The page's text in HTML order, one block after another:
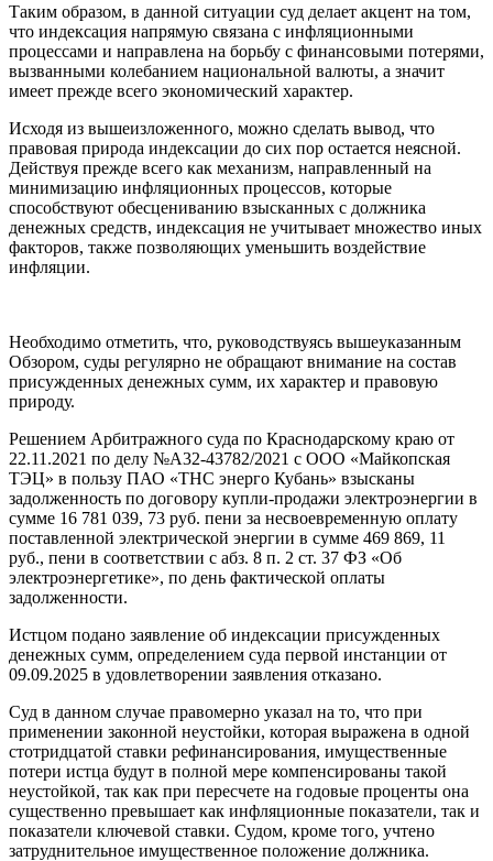
Таким образом, в данной ситуации суд делает акцент на том,
что индексация напрямую связана с инфляционными
процессами и направлена на борьбу с финансовыми потерями,
вызванными колебанием национальной валюты, а значит
имеет прежде всего экономический характер.
Исходя из вышеизложенного, можно сделать вывод, что
правовая природа индексации до сих пор остается неясной.
Действуя прежде всего как механизм, направленный на
минимизацию инфляционных процессов, которые
способствуют обесцениванию взысканных с должника
денежных средств, индексация не учитывает множество иных
факторов, также позволяющих уменьшить воздействие
инфляции.
Необходимо отметить, что, руководствуясь вышеуказанным
Обзором, суды регулярно не обращают внимание на состав
присужденных денежных сумм, их характер и правовую
природу.
Решением Арбитражного суда по Краснодарскому краю от
22.11.2021 по делу №А32-43782/2021 с ООО «Майкопская
ТЭЦ» в пользу ПАО «ТНС энерго Кубань» взысканы
задолженность по договору купли-продажи электроэнергии в
сумме 16 781 039, 73 руб. пени за несвоевременную оплату
поставленной электрической энергии в сумме 469 869, 11
руб., пени в соответствии с абз. 8 п. 2 ст. 37 ФЗ «Об
электроэнергетике», по день фактической оплаты
задолженности.
Истцом подано заявление об индексации присужденных
денежных сумм, определением суда первой инстанции от
09.09.2025 в удовлетворении заявления отказано.
Суд в данном случае правомерно указал на то, что при
применении законной неустойки, которая выражена в одной
стотридцатой ставки рефинансирования, имущественные
потери истца будут в полной мере компенсированы такой
неустойкой, так как при пересчете на годовые проценты она
существенно превышает как инфляционные показатели, так и
показатели ключевой ставки. Судом, кроме того, учтено
затруднительное имущественное положение должника.